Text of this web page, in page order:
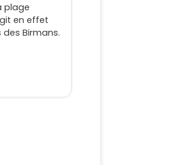
plage
en effet
Birmans.